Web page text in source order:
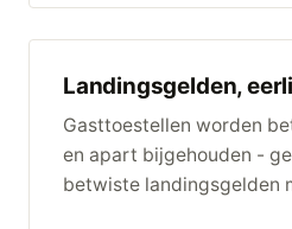
Landingsgelden,
Gasttoestellen worden
en apart bijgehouden -
betwiste landingsgelden